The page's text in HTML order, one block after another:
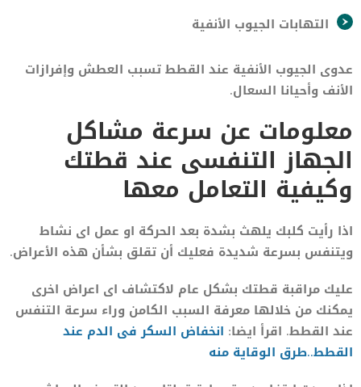
التهابات الجيوب الأنفية
عدوى الجيوب الأنفية عند القطط تسبب العطش وإفرازات
الأنف وأحيانا السعال.
معلومات عن سرعة مشاكل
الجهاز التنفسى عند قطتك
وكيفية التعامل معها
اذا رأيت كلبك يلهث بشدة بعد الحركة او عمل اى نشاط
ويتنفس بسرعة شديدة فعليك أن تقلق بشأن هذه الأعراض.
عليك مراقبة قطتك بشكل عام لاكتشاف اى اعراض اخرى
يمكنك من خلالها معرفة السبب الكامن وراء سرعة التنفس
عند القطط. اقرأ ايضا: انخفاض السكر فى الدم عند
القطط..طرق الوقاية منه